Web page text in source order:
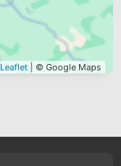
Leaflet | © Google Maps